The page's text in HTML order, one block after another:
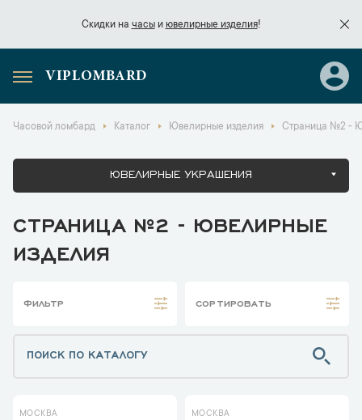
Скидки на часыи ювелирные изделия!
Скидки начасы
VIPLOMBARD
Часовой ломбард Каталог Ювелирные изделия Страница №2 -
ЮВЕЛИРНЫЕ УКРАШЕНИЯ
СТРАНИЦА №2 - ЮВЕЛИРНЫЕ
ИЗДЕЛИЯ
ФИЛЬТР СОРТИРОВАТЬ
МОСКВА МОСКВА